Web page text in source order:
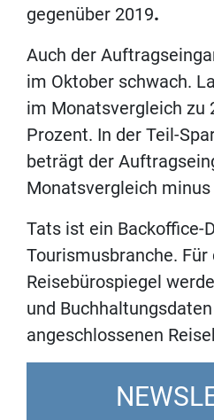
gegenüber 2019.
Auch der
im Oktober schwach.
im Monatsvergleich zu
Prozent. In der Teil-
beträgt der
Monatsvergleich
Tats ist ein Backoffice-
Tourismusbranche.
Reisebürospiegel
und
angeschlossenen